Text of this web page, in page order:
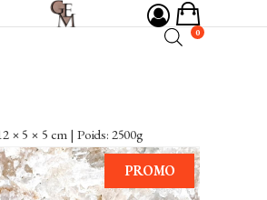
0
× 5 × 5 cm | Poids: 2500g
VENDU
PROMO